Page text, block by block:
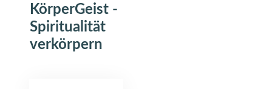
KörperGeist -
Spiritualität
verkörpern